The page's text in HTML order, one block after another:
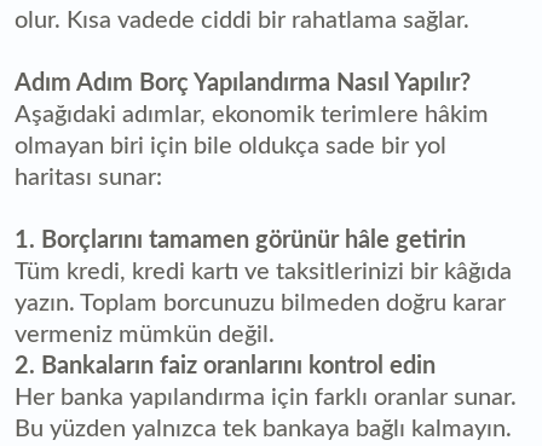
olur. Kısa vadede ciddi bir rahatlama sağlar.
Adım Adım Borç Yapılandırma Nasıl Yapılır?
Aşağıdaki adımlar, ekonomik terimlere hâkim
olmayan biri için bile oldukça sade bir yol
haritası sunar:
1. Borçlarını tamamen görünür hâle getirin
Tüm kredi, kredi kartı ve taksitlerinizi bir kâğıda
yazın. Toplam borcunuzu bilmeden doğru karar
vermeniz mümkün değil.
2. Bankaların faiz oranlarını kontrol edin
Her banka yapılandırma için farklı oranlar sunar.
Bu yüzden yalnızca tek bankaya bağlı kalmayın.